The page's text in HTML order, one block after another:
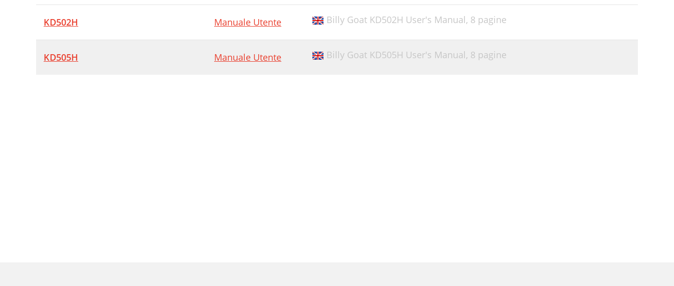
KD502H Manuale Utente Billy Goat KD502H User's Manual, 8 pagine
KD505H Manuale Utente Billy Goat KD505H User's Manual, 8 pagine